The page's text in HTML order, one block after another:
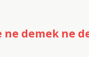
ne demek ne